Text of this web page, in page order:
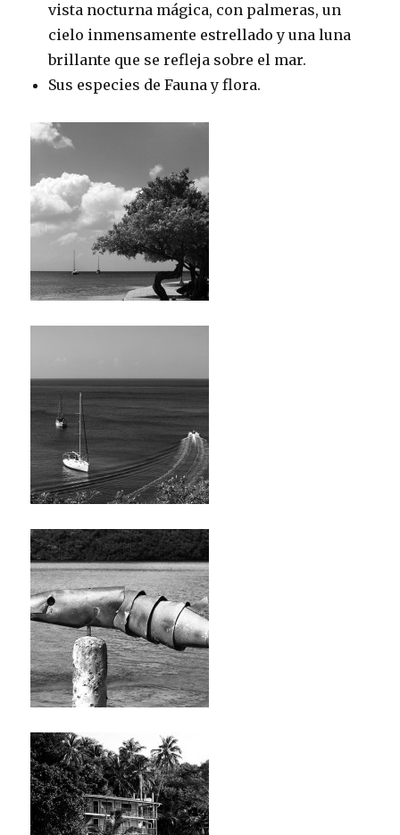
vista nocturna mágica, con palmeras, un
cielo inmensamente estrellado y una luna
brillante que se refleja sobre el mar.
Sus especies de Fauna y flora.